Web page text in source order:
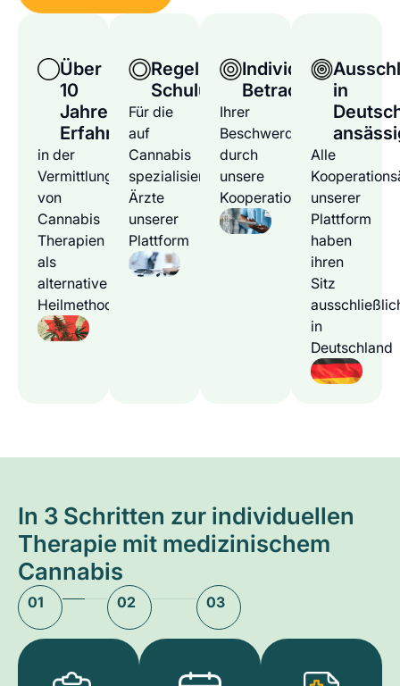
Über
10
Jahre
Erfahrung
in der
Vermittlung
von
Cannabis
Therapien
als
alternative
Heilmethode
Regelmäßige
Schulungen
Für die
auf
Cannabis
spezialisierten
Ärzte
unserer
Plattform
Individuelle
Betrachtung
Ihrer
Beschwerden
durch
unsere
Kooperationsärzte
in
Alle
unserer
Plattform
haben
ihren
Sitz
in
Deutschland
In 3 Schritten zur individuellen
Therapie mit medizinischem
Cannabis
01 02 03